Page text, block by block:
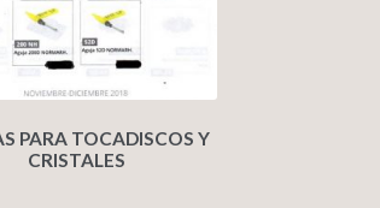
PARA TOCADISCOS Y
CRISTALES